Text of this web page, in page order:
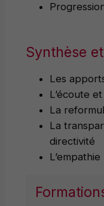
Synthèse
Les
L’écoute
La
La
directivité
L’empathie